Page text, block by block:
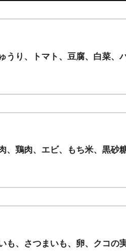
り、トマト、豆腐、白菜、
鶏肉、エビ、もち米、黒砂
、さつまいも、卵、クコの